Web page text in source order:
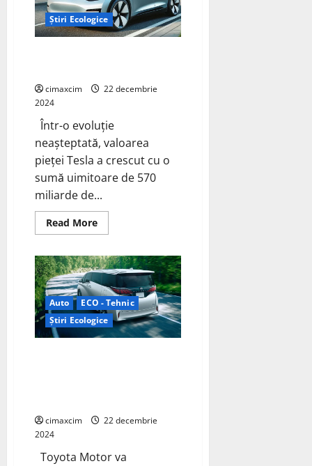
să
le
protejăm.
Știri Ecologice
cimaxcim
22 decembrie
2024
Într-o evoluție
neașteptată, valoarea
pieței Tesla a crescut cu o
sumă uimitoare de 570
miliarde de...
Read MoreRead
more
pieței
Tesla
crește
cu
570
miliarde
de
dolari
Auto
ECO - Tehnic
Știri Ecologice
cimaxcim
22 decembrie
2024
Toyota Motor va